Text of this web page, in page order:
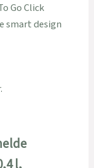
Go Click
smart design
l,